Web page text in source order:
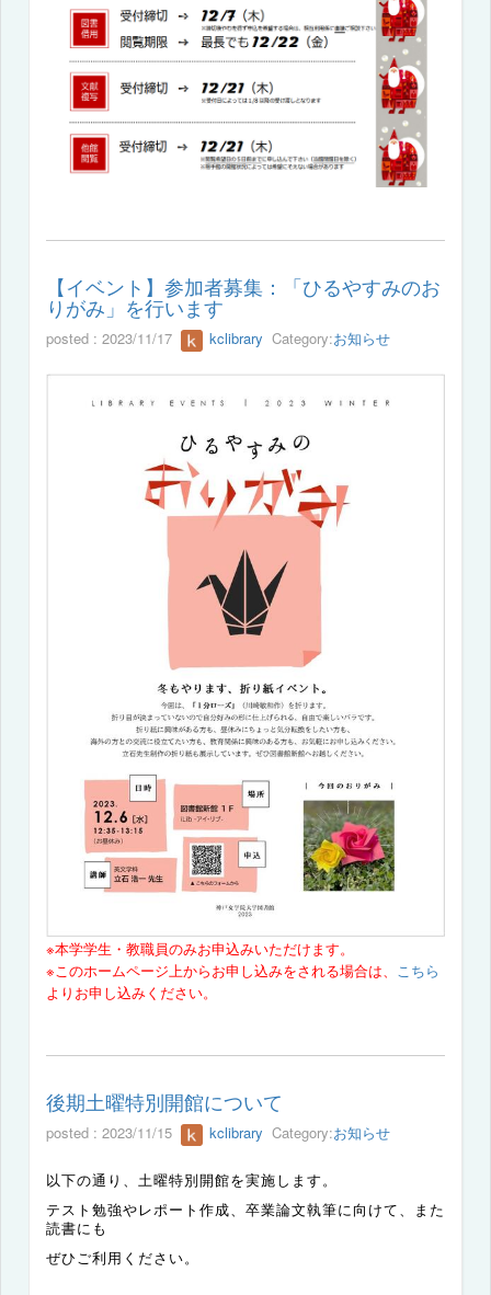
【イベント】参加者募集：「ひるやすみのお
りがみ」を行います
posted : 2023/11/17 kclibrary Category:お知らせ
※本学学生・教職員のみお申込みいただけます。
※このホームページ上からお申し込みをされる場合は、 こちら
よりお申し込みください。
後期土曜特別開館について
posted : 2023/11/15 kclibrary Category:お知らせ
以下の通り、土曜特別開館を実施します。
テスト勉強やレポート作成、卒業論文執筆に向けて、また
読書にも
ぜひご利用ください。